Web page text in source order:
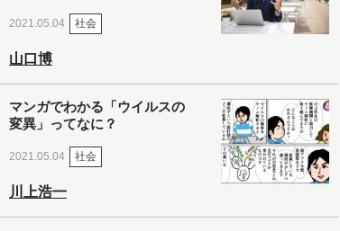
2021.05.04 社会
山口博
マンガでわかる「ウイルスの
変異」ってなに？
2021.05.04 社会
川上浩一